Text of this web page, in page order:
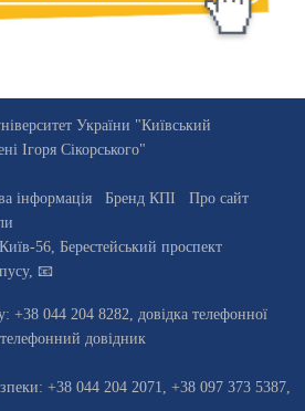
України "Київський
Ігоря Сікорського"
інформація Бренд КПІ
Про сайт
Київ-56, Берестейський проспект
, 📧
+38 044 204 8282 , довiдка телефонної
телефонний довідник
+38 044 204 2071, +38 097 373 5387,